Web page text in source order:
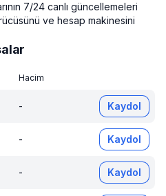
7/24 canlı güncellemeleri
ve hesap makinesini
Hacim
- Kaydol
- Kaydol
- Kaydol